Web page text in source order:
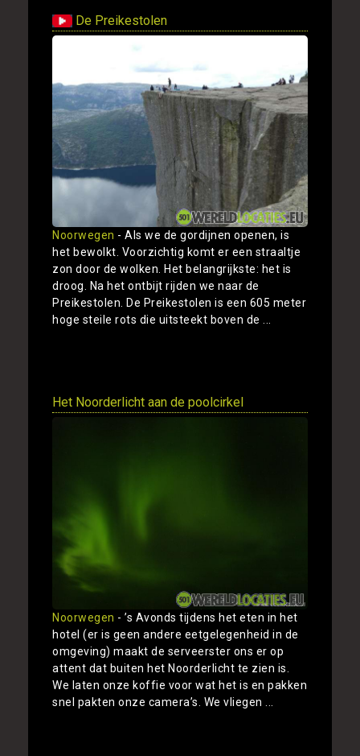
De Preikestolen
Noorwegen - Als we de gordijnen openen, is
het bewolkt. Voorzichtig komt er een straaltje
zon door de wolken. Het belangrijkste: het is
droog. Na het ontbijt rijden we naar de
Preikestolen. De Preikestolen is een 605 meter
hoge steile rots die uitsteekt boven de ...
Het Noorderlicht aan de poolcirkel
Noorwegen - ’s Avonds tijdens het eten in het
hotel (er is geen andere eetgelegenheid in de
omgeving) maakt de serveerster ons er op
attent dat buiten het Noorderlicht te zien is.
We laten onze koffie voor wat het is en pakken
snel pakten onze camera’s. We vliegen ...